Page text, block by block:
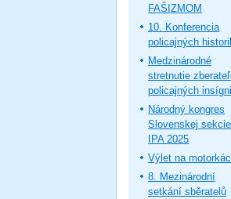
FAŠIZMOM
10. Konferencia
policajných
Medzinárodné
stretnutie
policajných
Národný kongres
Slovenskej sekcie
IPA 2025
Výlet na
8. Mezinárodní
setkání sběratelů